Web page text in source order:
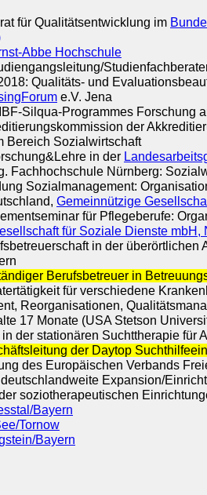
für Qualitätsentwicklung im
Abbe Hochschule
Qualitäts- und
e.V. Jena
Silqua-Programmes Forschung
der
Bereich Sozialwirtschaft
in der
Fachhochschule Nürnberg:
Sozialmanagement:
Gemeinnützige
für Pflegeberufe:
für Soziale Dienste mbH,
in der
Berufsbetreuer in
für verschiedene
Reorganisationen,
17 Monate (USA Stetson
der stationären Suchttherapie für
der Daytop
des Europäischen Verbands
Expansion/
soziotherapeutischen
Bayern
Tornow
Bayern